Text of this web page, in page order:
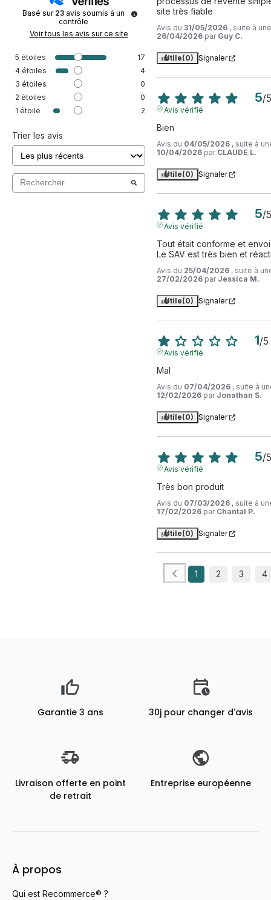
Basé sur 23 avis soumis à un
contrôle
Voir tous les avis sur ce site
5 étoiles
17
4 étoiles
4
3 étoiles
0
2 étoiles
0
1 étoile 2
Trier les avis
site très fiable
Avis du 31/05/2026 , suite à
26/04/2026 par Guy C.
Utile(0) Signaler
5/5
Avis vérifié
Bien
Avis du 04/05/2026 , suite à
10/04/2026 par CLAUDE L.
Utile(0) Signaler
5/5
Avis vérifié
Tout était conforme et
Le SAV est très bien et
Avis du 25/04/2026 , suite à
27/02/2026 par Jessica M.
Utile(0) Signaler
1/5
Avis vérifié
Mal
Avis du 07/04/2026 , suite à
12/02/2026 par Jonathan S.
Utile(0) Signaler
5/5
Avis vérifié
Très bon produit
Avis du 07/03/2026 , suite à
17/02/2026 par Chantal P.
Utile(0) Signaler
1 2 3 4
Garantie 3 ans 30j pour changer d'avis
Livraison offerte en point
de retrait
Entreprise européenne
À propos
Qui est Recommerce® ?